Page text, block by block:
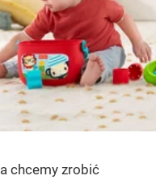
chcemy zrobić